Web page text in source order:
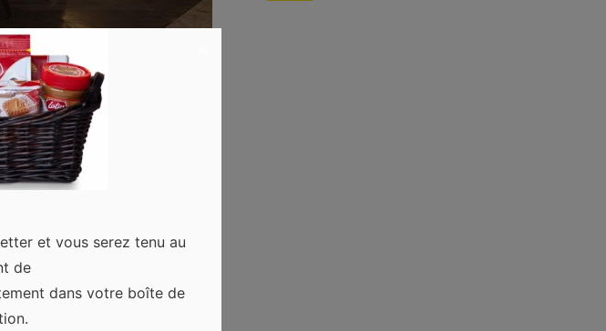
originaux de Bruxelles sortent
QG parmi notre top 8 …
et vous serez tenu au
de
dans votre boîte de